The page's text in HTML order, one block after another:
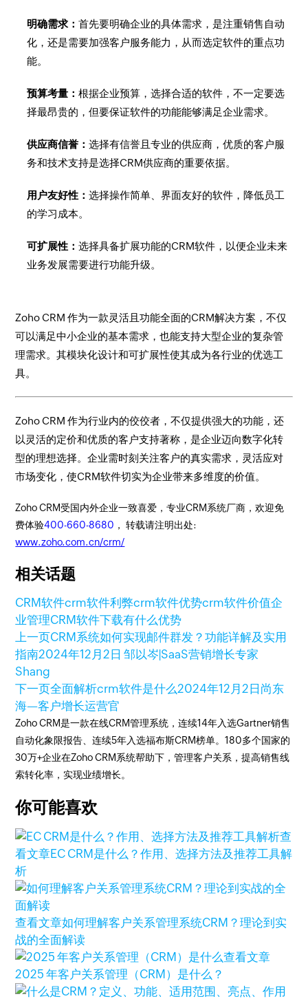
明确需求：首先要明确企业的具体需求，是注重销售自动
化，还是需要加强客户服务能力，从而选定软件的重点功
能。
预算考量：根据企业预算，选择合适的软件，不一定要选
择最昂贵的，但要保证软件的功能能够满足企业需求。
供应商信誉：选择有信誉且专业的供应商，优质的客户服
务和技术支持是选择CRM供应商的重要依据。
用户友好性：选择操作简单、界面友好的软件，降低员工
的学习成本。
可扩展性：选择具备扩展功能的CRM软件，以便企业未来
业务发展需要进行功能升级。
Zoho CRM 作为一款灵活且功能全面的CRM解决方案，不仅
可以满足中小企业的基本需求，也能支持大型企业的复杂管
理需求。其模块化设计和可扩展性使其成为各行业的优选工
具。
Zoho CRM 作为行业内的佼佼者，不仅提供强大的功能，还
以灵活的定价和优质的客户支持著称，是企业迈向数字化转
型的理想选择。企业需时刻关注客户的真实需求，灵活应对
市场变化，使CRM软件切实为企业带来多维度的价值。
Zoho CRM受国内外企业一致喜爱，专业CRM系统厂商，欢迎免
费体验400-660-8680 ， 转载请注明出处:
www.zoho.com.cn/crm/
相关话题
CRM软件crm软件利弊crm软件优势crm软件价值企
业管理CRM软件下载有什么优势
上一页CRM系统如何实现邮件群发？功能详解及实用
指南2024年12月2日 邹以岑|SaaS营销增长专家
Shang
下一页全面解析crm软件是什么2024年12月2日 尚东
海—客户增长运营官
Zoho CRM是一款在线CRM管理系统，连续14年入选Gartner销售
自动化象限报告、连续5年入选福布斯CRM榜单。180多个国家的
30万+企业在Zoho CRM系统帮助下，管理客户关系，提高销售线
索转化率，实现业绩增长。
你可能喜欢
查
看文章EC CRM是什么？作用、选择方法及推荐工具解
析
查看文章如何理解客户关系管理系统CRM？理论到实
战的全面解读
查看文章
2025 年客户关系管理（CRM）是什么？